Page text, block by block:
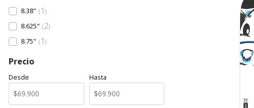
8.38" 1
8.625" 2
8.75"
1
Precio
Desde Hasta